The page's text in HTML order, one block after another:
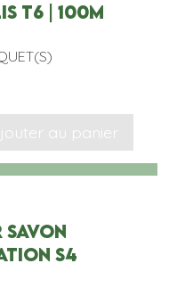
T6 | 100M
au panier
SAVON
S4